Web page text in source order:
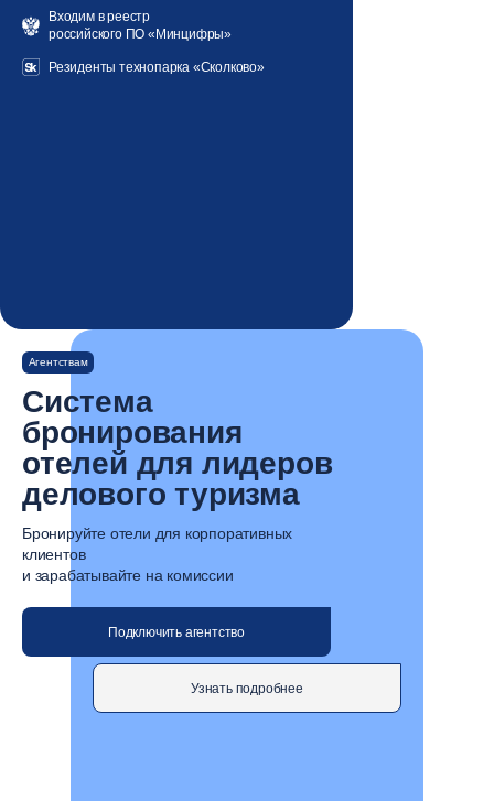
Резиденты технопарка «Сколково»
Входим в реестр
российского ПО «Минцифры»
Система
бронирования
отелей для лидеров
делового туризма
Бронируйте отели для корпоративных
клиентов
и зарабатывайте на комиссии
Агентствам
Узнать подробнее
Подключить агентство